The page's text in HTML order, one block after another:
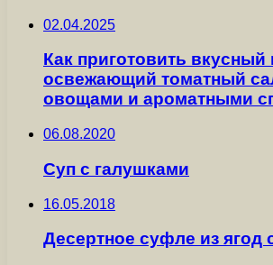
02.04.2025
Как приготовить вкусный
освежающий томатный
овощами и ароматными
06.08.2020
Суп с галушками
16.05.2018
Десертное суфле из ягод